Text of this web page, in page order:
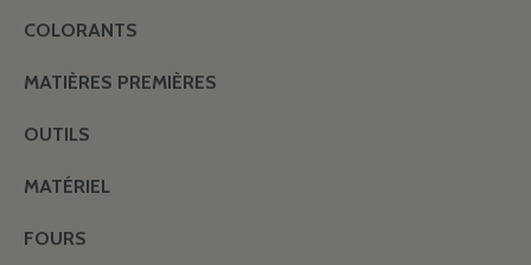
COLORANTS
MATIÈRES PREMIÈRES
OUTILS
MATÉRIEL
FOURS